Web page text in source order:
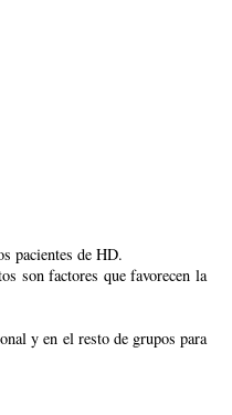
pacientes de HD.
son factores que favorecen la
y en el resto de grupos para